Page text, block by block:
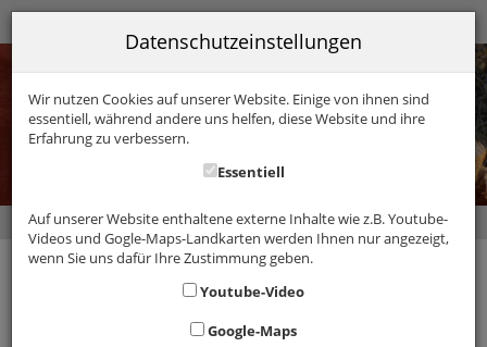
Natur erleben mit Kopf, Hand und Herz
Feuerbohren mit Bogen und Spindel
Datenschutzeinstellungen
Wir nutzen Cookies auf unserer Website. Einige von ihnen sind
essentiell, während andere uns helfen, diese Website und ihre
Erfahrung zu verbessern.
Essentiell
Auf unserer Website enthaltene externe Inhalte wie z.B. Youtube-
Videos und Gogle-Maps-Landkarten werden Ihnen nur angezeigt,
wenn Sie uns dafür Ihre Zustimmung geben.
Youtube-Video
Google-Maps